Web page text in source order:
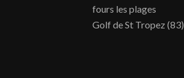
fours les plages
Golf de St Tropez (83)